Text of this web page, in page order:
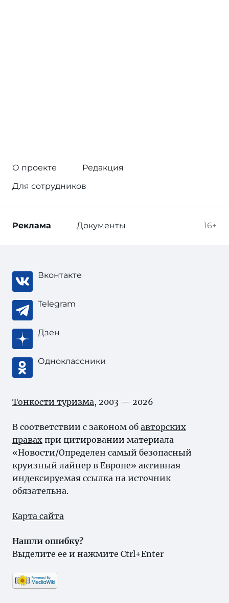
О проекте
Редакция
Для сотрудников
16+
Реклама Документы
Вконтакте
Telegram
Дзен
Одноклассники
Тонкости туризма, 2003 — 2026
В соответствии с законом об авторских
правах при цитировании материала
«Новости/Определен самый безопасный
круизный лайнер в Европе» активная
индексируемая ссылка на источник
обязательна.
Карта сайта
Нашли ошибку?
Выделите ее и нажмите Ctrl+Enter